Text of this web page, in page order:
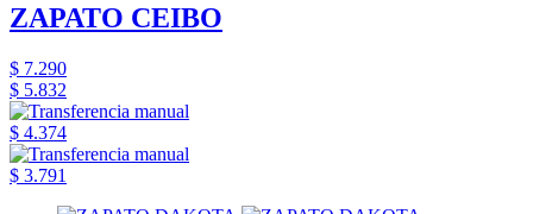
ZAPATO CEIBO
$ 7.290
$ 5.832
$ 4.374
$ 3.791